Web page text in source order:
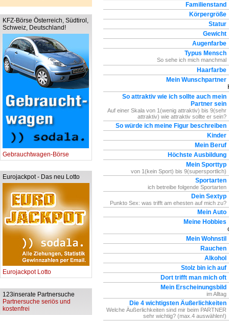
KFZ-Börse Österreich, Südtirol,
Schweiz, Deutschland!
Gebrauchtwagen-Börse
Eurojackpot - Das neu Lotto
Eurojackpot Lotto
123inserate Partnersuche
Partnersuche seriös und
kostenfrei
Familienstand
Körpergröße
Statur
Gewicht
Augenfarbe
Typus Mensch
So sehe ich mich manchmal
Haarfarbe
Mein Wunschpartner
So attraktiv wie ich sollte auch mein
Partner sein
Auf einer Skala von 1(wenig attraktiv) bis 9(sehr
attraktiv) wie attraktiv sollte er sein?
So würde ich meine Figur beschreiben
Kinder
Mein Beruf
Höchste Ausbildung
Mein Sporttyp
von 1(kein Sport) bis 9(supersportlich)
Sportarten
ich betreibe folgende Sportarten
Dein Sextyp
Punkto Sex: was trifft am ehesten auf mich zu?
Mein Auto
Meine Hobbies
Mein Wohnstil
Rauchen
Alkohol
Stolz bin ich auf
Dort trifft man mich oft
Mein Erscheinungsbild
im Alltag
Die 4 wichtigsten Äußerlichkeiten
Welche Äußerlichkeiten sind mir beim PARTNER
sehr wichtig? (max.4 auswählen!)